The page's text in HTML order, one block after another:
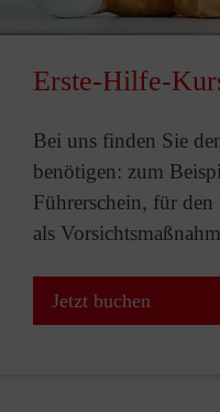
Erste-Hilfe-
Bei uns finden Sie
benötigen: zum
Führerschein, für
als
Jetzt buchen